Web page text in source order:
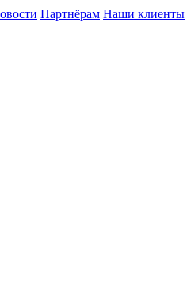
Партнёрам Наши клиенты